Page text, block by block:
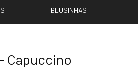
BLUSINHAS
Capuccino